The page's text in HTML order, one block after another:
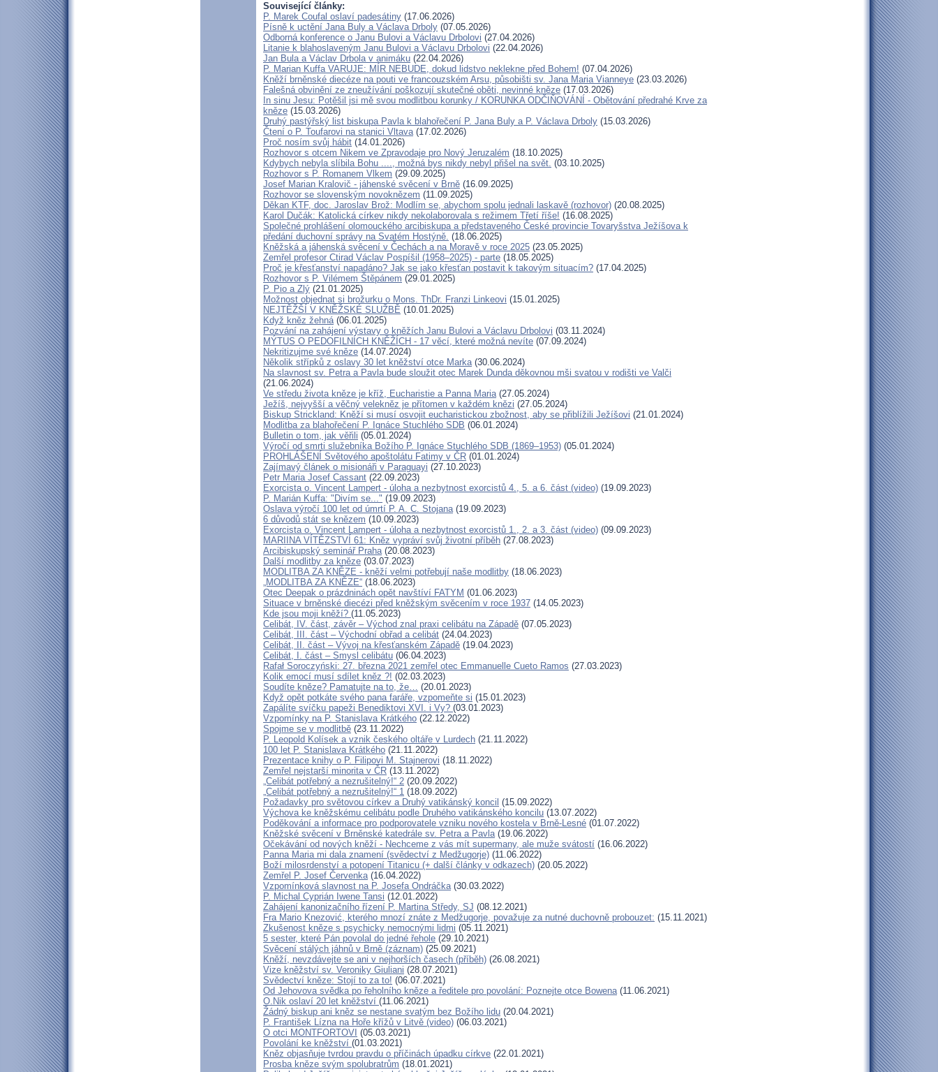
Související články:
P. Marek Coufal oslaví padesátiny (17.06.2026)
Písně k uctění Jana Buly a Václava Drboly (07.05.2026)
Odborná konference o Janu Bulovi a Václavu Drbolovi (27.04.2026)
Litanie k blahoslaveným Janu Bulovi a Václavu Drbolovi (22.04.2026)
Jan Bula a Václav Drbola v animáku (22.04.2026)
P. Marian Kuffa VARUJE: MÍR NEBUDE, dokud lidstvo neklekne před Bohem! (07.04.2026)
Kněží brněnské diecéze na pouti ve francouzském Arsu, působišti sv. Jana Maria Vianneye (23.03.2026)
Falešná obvinění ze zneužívání poškozují skutečné oběti, nevinné kněze (17.03.2026)
In sinu Jesu: Potěšil jsi mě svou modlitbou korunky / KORUNKA ODČIŇOVÁNÍ - Obětování předrahé Krve za
kněze (15.03.2026)
Druhý pastýřský list biskupa Pavla k blahořečení P. Jana Buly a P. Václava Drboly (15.03.2026)
Čtení o P. Toufarovi na stanici Vltava(17.02.2026)
Proč nosím svůj hábit (14.01.2026)
Rozhovor s otcem Nikem ve Zpravodaje pro Nový Jeruzalém (18.10.2025)
Kdybych nebyla slíbila Bohu ...., možná bys nikdy nebyl přišel na svět. (03.10.2025)
Rozhovor s P. Romanem Vlkem (29.09.2025)
Josef Marian Kralovič - jáhenské svěcení v Brně (16.09.2025)
Rozhovor se slovenským novoknězem (11.09.2025)
Děkan KTF, doc. Jaroslav Brož: Modlím se, abychom spolu jednali laskavě (rozhovor) (20.08.2025)
Karol Dučák: Katolická církev nikdy nekolaborovala s režimem Třetí říše! (16.08.2025)
Společné prohlášení olomouckého arcibiskupa a představeného České provincie Tovaryšstva Ježíšova k
předání duchovní správy na Svatém Hostýně. (18.06.2025)
Kněžská a jáhenská svěcení v Čechách a na Moravě v roce 2025 (23.05.2025)
Zemřel profesor Ctirad Václav Pospíšil (1958–2025) - parte (18.05.2025)
Proč je křesťanství napadáno? Jak se jako křesťan postavit k takovým situacím? (17.04.2025)
Rozhovor s P. Vilémem Štěpánem (29.01.2025)
P. Pio a Zlý (21.01.2025)
Možnost objednat si brožurku o Mons. ThDr. Franzi Linkeovi (15.01.2025)
NEJTĚŽŠÍ V KNĚŽSKÉ SLUŽBĚ (10.01.2025)
Když kněz žehná(06.01.2025)
Pozvání na zahájení výstavy o kněžích Janu Bulovi a Václavu Drbolovi (03.11.2024)
MÝTUS O PEDOFILNÍCH KNĚŽÍCH - 17 věcí, které možná nevíte (07.09.2024)
Nekritizujme své kněze (14.07.2024)
Několik střípků z oslavy 30 let kněžství otce Marka(30.06.2024)
Na slavnost sv. Petra a Pavla bude sloužit otec Marek Dunda děkovnou mši svatou v rodišti ve Valči
(21.06.2024)
Ve středu života kněze je kříž, Eucharistie a Panna Maria(27.05.2024)
Ježíš, nejvyšší a věčný velekněz je přítomen v každém knězi (27.05.2024)
Biskup Strickland: Kněží si musí osvojit eucharistickou zbožnost, aby se přiblížili Ježíšovi (21.01.2024)
Modlitba za blahořečení P. Ignáce Stuchlého SDB (06.01.2024)
Bulletin o tom, jak věřili (05.01.2024)
Výročí od smrti služebníka Božího P. Ignáce Stuchlého SDB (1869–1953) (05.01.2024)
PROHLÁŠENÍ Světového apoštolátu Fatimy v ČR (01.01.2024)
Zajímavý článek o misionáři v Paraguayi (27.10.2023)
Petr Maria Josef Cassant (22.09.2023)
Exorcista o. Vincent Lampert - úloha a nezbytnost exorcistů 4., 5. a 6. část (video) (19.09.2023)
P. Marián Kuffa: "Divím se..." (19.09.2023)
Oslava výročí 100 let od úmrtí P. A. C. Stojana(19.09.2023)
6 důvodů stát se knězem (10.09.2023)
Exorcista o. Vincent Lampert - úloha a nezbytnost exorcistů 1., 2. a 3. část (video) (09.09.2023)
MARIINA VÍTĚZSTVÍ 61: Kněz vypráví svůj životní příběh (27.08.2023)
Arcibiskupský seminář Praha(20.08.2023)
Další modlitby za kněze (03.07.2023)
MODLITBA ZA KNĚZE - kněží velmi potřebují naše modlitby (18.06.2023)
„MODLITBA ZA KNĚZE“ (18.06.2023)
Otec Deepak o prázdninách opět navštíví FATYM (01.06.2023)
Situace v brněnské diecézi před kněžským svěcením v roce 1937 (14.05.2023)
Kde jsou moji kněží? (11.05.2023)
Celibát, IV. část, závěr – Východ znal praxi celibátu na Západě (07.05.2023)
Celibát, III. část – Východní obřad a celibát (24.04.2023)
Celibát, II. část – Vývoj na křesťanském Západě (19.04.2023)
Celibát, I. část – Smysl celibátu (06.04.2023)
Rafał Soroczyński: 27. března 2021 zemřel otec Emmanuelle Cueto Ramos (27.03.2023)
Kolik emocí musí sdílet kněz ?! (02.03.2023)
Soudíte kněze? Pamatujte na to, že… (20.01.2023)
Když opět potkáte svého pana faráře, vzpomeňte si (15.01.2023)
Zapálíte svíčku papeži Benediktovi XVI. i Vy? (03.01.2023)
Vzpomínky na P. Stanislava Krátkého (22.12.2022)
Spojme se v modlitbě (23.11.2022)
P. Leopold Kolísek a vznik českého oltáře v Lurdech (21.11.2022)
100 let P. Stanislava Krátkého (21.11.2022)
Prezentace knihy o P. Filipovi M. Stajnerovi (18.11.2022)
Zemřel nejstarší minorita v ČR (13.11.2022)
„Celibát potřebný a nezrušitelný!“ 2 (20.09.2022)
„Celibát potřebný a nezrušitelný!“ 1 (18.09.2022)
Požadavky pro světovou církev a Druhý vatikánský koncil (15.09.2022)
Výchova ke kněžskému celibátu podle Druhého vatikánského koncilu (13.07.2022)
Poděkování a informace pro podporovatele vzniku nového kostela v Brně-Lesné (01.07.2022)
Kněžské svěcení v Brněnské katedrále sv. Petra a Pavla(19.06.2022)
Očekávání od nových kněží - Nechceme z vás mít supermany, ale muže svátostí (16.06.2022)
Panna Maria mi dala znamení (svědectví z Medžugorje) (11.06.2022)
Boží milosrdenství a potopení Titanicu (+ další články v odkazech) (20.05.2022)
Zemřel P. Josef Červenka(16.04.2022)
Vzpomínková slavnost na P. Josefa Ondráčka(30.03.2022)
P. Michal Cyprián Iwene Tansi (12.01.2022)
Zahájení kanonizačního řízení P. Martina Středy, SJ (08.12.2021)
Fra Mario Knezović, kterého mnozí znáte z Medžugorje, považuje za nutné duchovně probouzet: (15.11.2021)
Zkušenost kněze s psychicky nemocnými lidmi (05.11.2021)
5 sester, které Pán povolal do jedné řehole (29.10.2021)
Svěcení stálých jáhnů v Brně (záznam) (25.09.2021)
Kněží, nevzdávejte se ani v nejhorších časech (příběh) (26.08.2021)
Vize kněžství sv. Veroniky Giuliani (28.07.2021)
Svědectví kněze: Stojí to za to! (06.07.2021)
Od Jehovova svědka po řeholního kněze a ředitele pro povolání: Poznejte otce Bowena(11.06.2021)
O.Nik oslaví 20 let kněžství (11.06.2021)
Žádný biskup ani kněz se nestane svatým bez Božího lidu (20.04.2021)
P. František Lízna na Hoře křížů v Litvě (video) (06.03.2021)
O otci MONTFORTOVI (05.03.2021)
Povolání ke kněžství (01.03.2021)
Kněz objasňuje tvrdou pravdu o příčinách úpadku církve (22.01.2021)
Prosba kněze svým spolubratrům (18.01.2021)